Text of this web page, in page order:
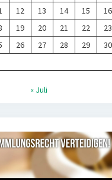
12 13 14 15
16
19 20 21 22
23
26 27 28 29
30
« Juli